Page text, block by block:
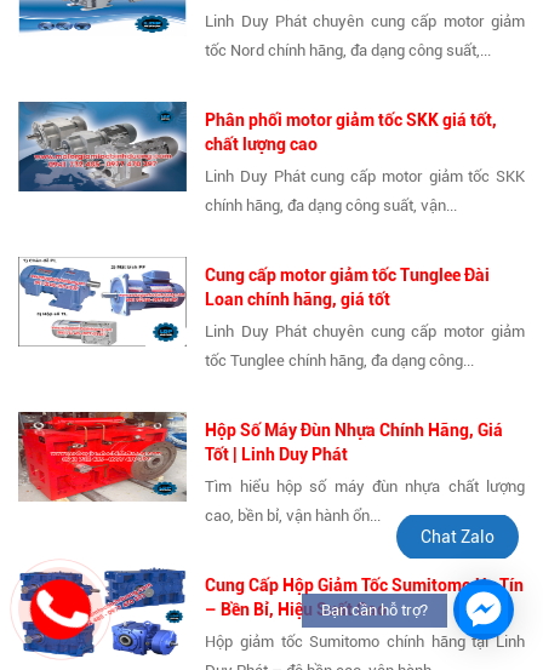
Linh Duy Phát chuyên cung cấp motor giảm
tốc Nord chính hãng, đa dạng công suất,...
Phân phối motor giảm tốc SKK giá tốt,
chất lượng cao
Linh Duy Phát cung cấp motor giảm tốc SKK
chính hãng, đa dạng công suất, vận...
Cung cấp motor giảm tốc Tunglee Đài
Loan chính hãng, giá tốt
Linh Duy Phát chuyên cung cấp motor giảm
tốc Tunglee chính hãng, đa dạng công...
Hộp Số Máy Đùn Nhựa Chính Hãng, Giá
Tốt | Linh Duy Phát
Tìm hiểu hộp số máy đùn nhựa chất lượng
cao, bền bỉ, vận hành ổn...
Cung Cấp Hộp Giảm Tốc Sumitomo Uy Tín
– Bền Bỉ, Hiệu Suất Cao
Hộp giảm tốc Sumitomo chính hãng tại Linh
Chat Zalo
Bạn cần hỗ trợ?